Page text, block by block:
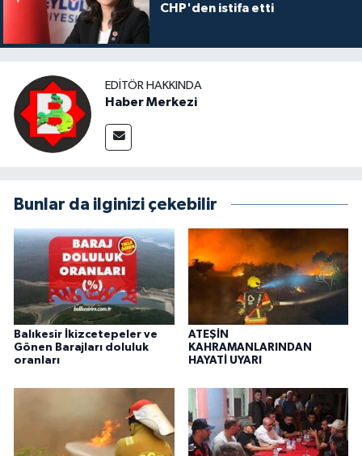
CHP'den istifa etti
EDITÖR HAKKINDA
Haber Merkezi
Bunlar da ilginizi çekebilir
Balıkesir İkizcetepeler ve
Gönen Barajları doluluk
oranları
ATEŞİN
KAHRAMANLARINDAN
HAYATİ UYARI